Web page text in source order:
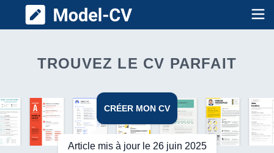
Model CV
TROUVEZ LE CV PARFAIT
CRÉER MON CV
Article mis à jour le 26 juin 2025